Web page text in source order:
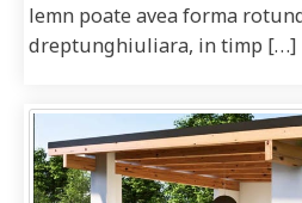
lemn poate avea forma
dreptunghiuliara, in timp […]